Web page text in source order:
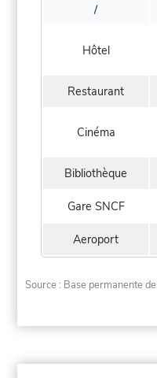
/
Hôtel
Restaurant
Cinéma
Bibliothèque
Gare SNCF
Aeroport
Source : Base permanente